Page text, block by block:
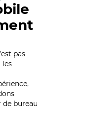
pas
les
bureau